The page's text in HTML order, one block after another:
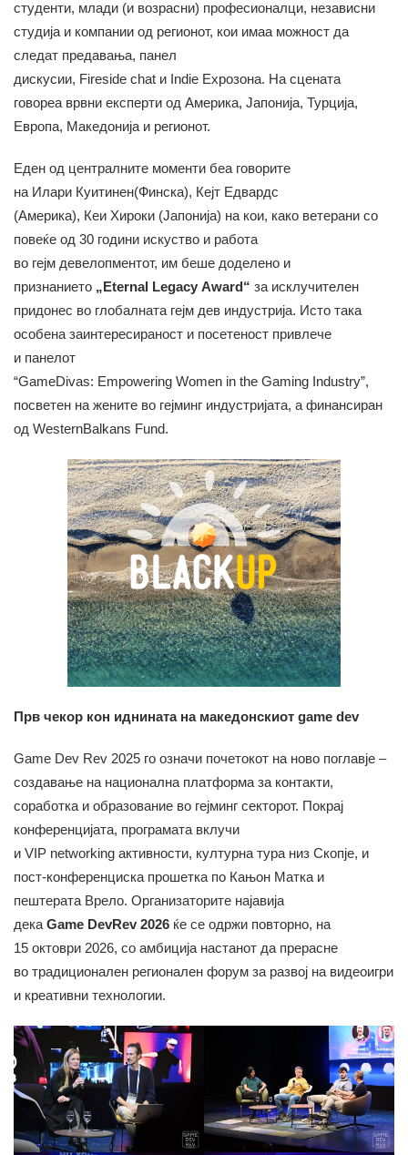
студенти, млади (и возрасни) професионалци, независни
студија и компании од регионот, кои имаа можност да
следат предавања, панел
дискусии, Fireside chat и Indie Expoзона. На сцената
говореа врвни експерти од Америка, Јапонија, Турција,
Европа, Македонија и регионот.
Еден од централните моменти беа говорите
на Илари Куитинен(Финска), Кејт Едвардс
(Америка), Кеи Хироки (Јапонија) на кои, како ветерани со
повеќе од 30 години искуство и работа
во гејм девелопментот, им беше доделено и
признанието „Eternal Legacy Award“ за исклучителен
придонес во глобалната гејм дев индустрија. Исто така
особена заинтересираност и посетеност привлече
и панелот
“GameDivas: Empowering Women in the Gaming Industry”,
посветен на жените во гејминг индустријата, а финансиран
од WesternBalkans Fund.
Прв чекор кон иднината на македонскиот game dev
Game Dev Rev 2025 го означи почетокот на ново поглавје –
создавање на национална платформа за контакти,
соработка и образование во гејминг секторот. Покрај
конференцијата, програмата вклучи
и VIP networking активности, културна тура низ Скопје, и
пост-конференциска прошетка по Кањон Матка и
пештерата Врелo. Организаторите најавија
дека Game DevRev 2026 ќе се одржи повторно, на
15 октоври 2026, со амбиција настанот да прерасне
во традиционален регионален форум за развој на видеоигри
и креативни технологии.